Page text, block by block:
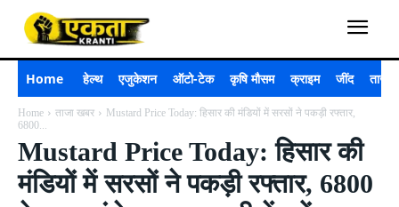
Home हेल्थ एजुकेशन ऑटो-टेक कृषि मौसम क्राइम जींद ताजा
Home ताजा खबर
Mustard Price Today: हिसार की मंडियों में सरसों ने पकड़ी रफ्तार,
6800...
Mustard Price Today: हिसार की
मंडियों में सरसों ने पकड़ी रफ्तार, 6800